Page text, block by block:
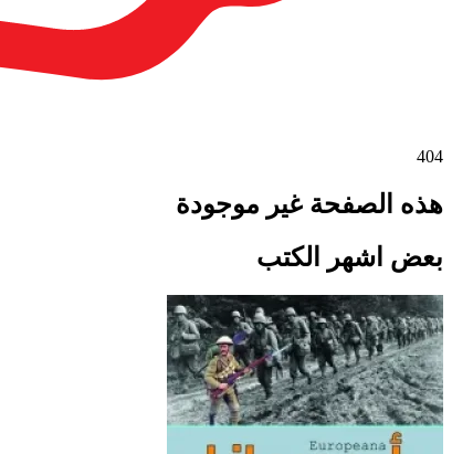
404
هذه الصفحة غير موجودة
بعض اشهر الكتب